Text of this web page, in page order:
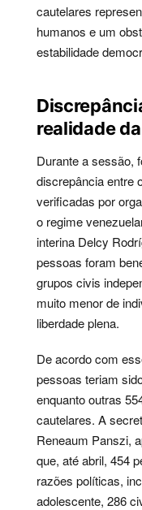
cautelares
humanos e um
estabilidade
realidade
Durante a sessão,
discrepância entre
verificadas por
o regime
interina Delcy
pessoas foram
grupos civis
muito menor de
liberdade plena.
De acordo com
pessoas teriam
enquanto outras
cautelares. A
Reneaum Panszi,
que, até abril, 454
razões políticas,
adolescente, 286